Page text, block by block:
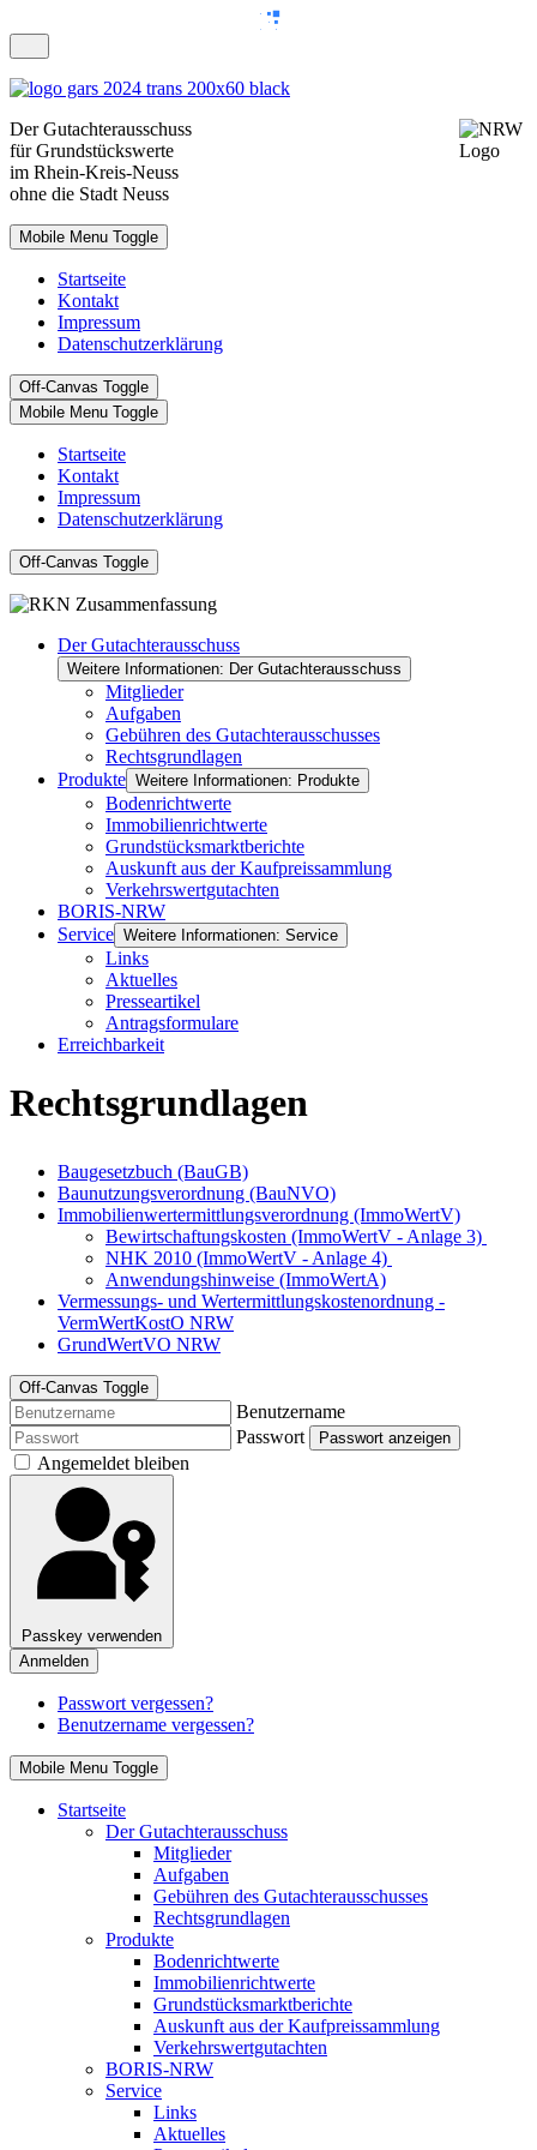
DerGutachterausschuss
für Grundstückswerte
im Rhein-Kreis-Neuss
ohne die Stadt Neuss
Mobile Menu Toggle
Startseite
Kontakt
Impressum
Datenschutzerklärung
Off-Canvas Toggle
Mobile Menu Toggle
Startseite
Kontakt
Impressum
Datenschutzerklärung
Off-Canvas Toggle
Der Gutachterausschuss
Weitere Informationen: Der Gutachterausschuss
Mitglieder
Aufgaben
Gebühren des Gutachterausschusses
Rechtsgrundlagen
Produkte Weitere Informationen: Produkte
Bodenrichtwerte
Immobilienrichtwerte
Grundstücksmarktberichte
Auskunft aus der Kaufpreissammlung
Verkehrswertgutachten
BORIS-NRW
Service Weitere Informationen: Service
Links
Aktuelles
Presseartikel
Antragsformulare
Erreichbarkeit
Rechtsgrundlagen
Baugesetzbuch (BauGB)
Baunutzungsverordnung (BauNVO)
Immobilienwertermittlungsverordnung (ImmoWertV)
Bewirtschaftungskosten (ImmoWertV - Anlage 3)
NHK 2010 (ImmoWertV - Anlage 4)
Anwendungshinweise (ImmoWertA)
Vermessungs- und Wertermittlungskostenordnung -
VermWertKostO NRW
GrundWertVO NRW
Off-Canvas Toggle
Benutzername
Passwort
Passwort anzeigen
Angemeldet bleiben
Passkey verwenden
Anmelden
Passwort vergessen?
Benutzername vergessen?
Mobile Menu Toggle
Startseite
Der Gutachterausschuss
Mitglieder
Aufgaben
Gebühren des Gutachterausschusses
Rechtsgrundlagen
Produkte
Bodenrichtwerte
Immobilienrichtwerte
Grundstücksmarktberichte
Auskunft aus der Kaufpreissammlung
Verkehrswertgutachten
BORIS-NRW
Service
Links
Aktuelles